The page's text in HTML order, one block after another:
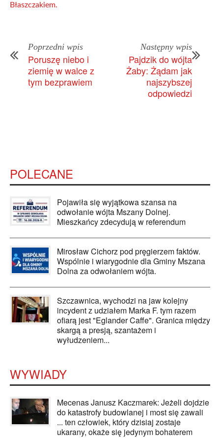
Błaszczakiem.
Poprzedni wpis
Poruszę niebo i
ziemię w walce z
tym bezprawiem
Następny wpis
Pajdzik do wójta
Żaby: Żądam jak
najszybszej
odpowiedzi
POLECANE
Pojawiła się wyjątkowa szansa na
odwołanie wójta Mszany Dolnej.
Mieszkańcy zdecydują w referendum
Mirosław Cichorz pod pręgierzem faktów.
Wspólnie i wiarygodnie dla Gminy Mszana
Dolna za odwołaniem wójta.
Szczawnica, wychodzi na jaw kolejny
incydent z udziałem Marka F. tym razem
ofiarą jest "Eglander Caffe". Granica między
skargą a presją, szantażem i
wyłudzeniem...
WYWIADY
Mecenas Janusz Kaczmarek: Jeżeli dojdzie
do katastrofy budowlanej i most się zawali
... ten człowiek, który dzisiaj zostaje
ukarany, okaże się jedynym bohaterem